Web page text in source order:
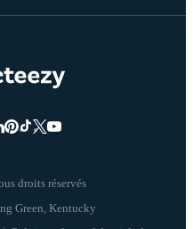
droits réservés